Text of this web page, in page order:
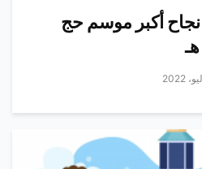
أكبر موسم حج